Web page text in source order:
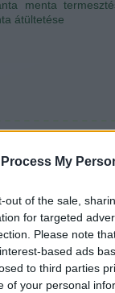
Process My
out of the sale,
for targeted
Please note
based ads
to third parties
of your personal
menta
átültetése